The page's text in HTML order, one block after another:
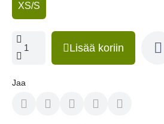
XS/S
Lisää koriin
Jaa